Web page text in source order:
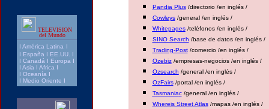
TELEVISION
del Mundo
I América Latina I
I España I EE.UU.
I
I Canadá I Europa I
I Asia I Africa I
I Oceanía I
I Medio Oriente I
Pandia Plus/directorio /en inglés /
Cowleys /general /en inglés /
Whitepages/teléfonos /en inglés /
SINO Search /base de datos /en inglés /
Trading-Post/comercio /en inglés /
Ozebiz/empresas-negocios /en inglés /
Ozsearch /general /en inglés /
OzFairs/portal /en inglés /
Tasmaniac/general /en inglés /
Whereis Street Atlas/mapas /en inglés /